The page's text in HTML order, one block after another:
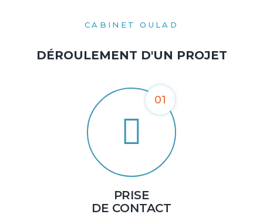
CABINET OULAD
DÉROULEMENT D'UN PROJET
01
PRISE
DE CONTACT